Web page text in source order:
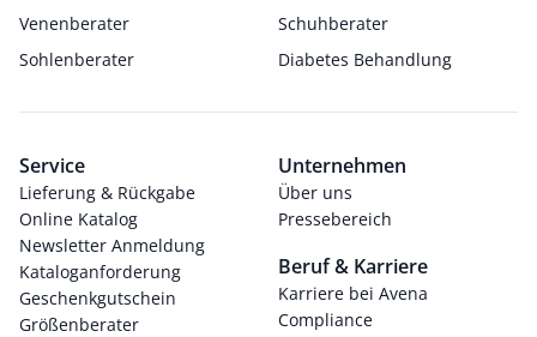
Venenberater
Schuhberater
Sohlenberater
Diabetes Behandlung
Service
Lieferung & Rückgabe
Online Katalog
Newsletter Anmeldung
Kataloganforderung
Geschenkgutschein
Größenberater
Unternehmen
Über uns
Pressebereich
Beruf & Karriere
Karriere bei Avena
Compliance